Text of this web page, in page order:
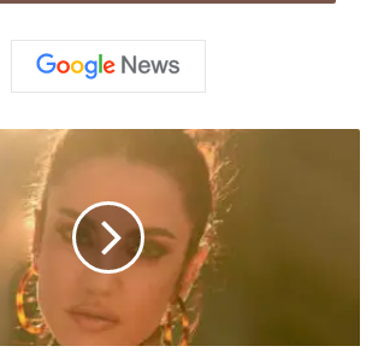
والمقالب والتحديات الجديدة